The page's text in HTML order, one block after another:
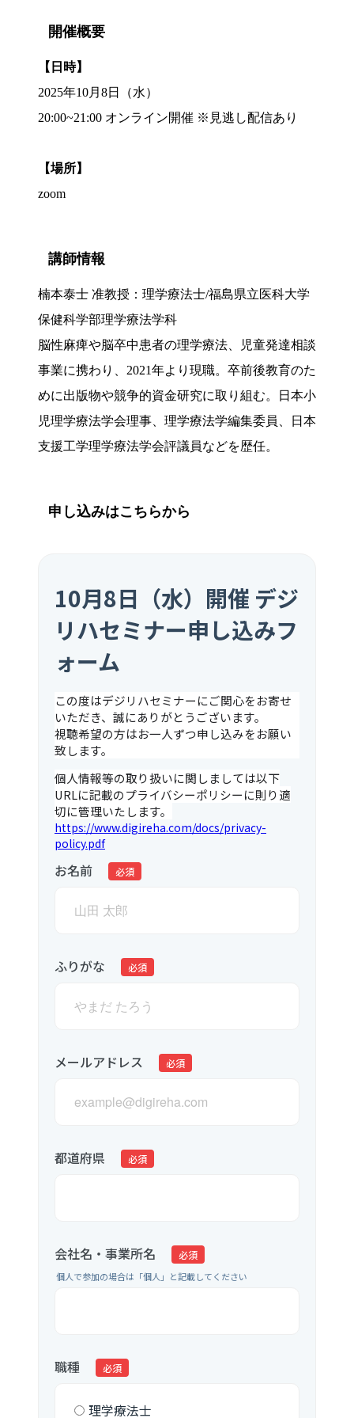
開催概要
【日時】
2025年10月8日（水）
20:00~21:00 オンライン開催 ※見逃し配信あり
【場所】
zoom
講師情報
楠本泰士 准教授：理学療法士/福島県立医科大学
保健科学部理学療法学科
脳性麻痺や脳卒中患者の理学療法、児童発達相談
事業に携わり、2021年より現職。卒前後教育のた
めに出版物や競争的資金研究に取り組む。日本小
児理学療法学会理事、理学療法学編集委員、日本
支援工学理学療法学会評議員などを歴任。
申し込みはこちらから